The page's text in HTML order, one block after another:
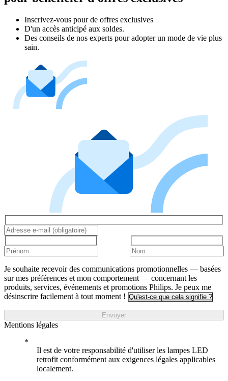
Inscrivez‑vous pour de offres exclusives
D'un accès anticipé aux soldes.
Des conseils de nos experts pour adopter un mode de vie plus
sain.
Je souhaite recevoir des communications promotionnelles — basées
sur mes préférences et mon comportement — concernant les
produits, services, événements et promotions Philips. Je peux me
désinscrire facilement à tout moment ! Qu'est-ce que cela signifie ?
Envoyer
Mentions légales
Il est de votre responsabilité d'utiliser les lampes LED
retrofit conformément aux exigences légales applicables
localement.